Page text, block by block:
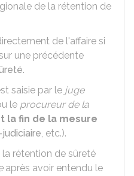
de la rétention de
de l'affaire si
une précédente
.
saisie par le juge
le procureur de la
la fin de la mesure
, etc.).
rétention de sûreté
après avoir entendu le